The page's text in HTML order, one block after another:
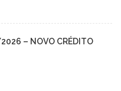
– NOVO CRÉDITO